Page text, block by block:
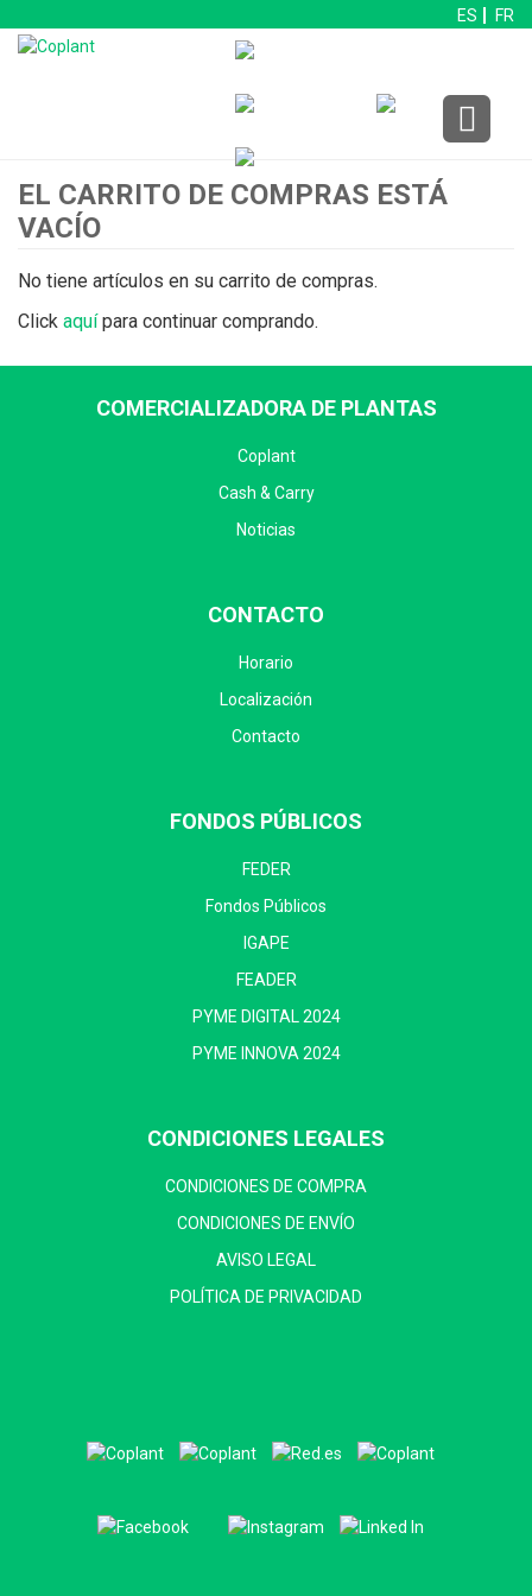
ES FR
EL CARRITO DE COMPRAS ESTÁ
VACÍO
No tiene artículos en su carrito de compras.
Click aquípara continuar comprando.
COMERCIALIZADORA DE PLANTAS
Coplant
Cash & Carry
Noticias
CONTACTO
Horario
Localización
Contacto
FONDOS PÚBLICOS
FEDER
Fondos Públicos
IGAPE
FEADER
PYME DIGITAL 2024
PYME INNOVA 2024
CONDICIONES LEGALES
CONDICIONES DE COMPRA
CONDICIONES DE ENVÍO
AVISO LEGAL
POLÍTICA DE PRIVACIDAD